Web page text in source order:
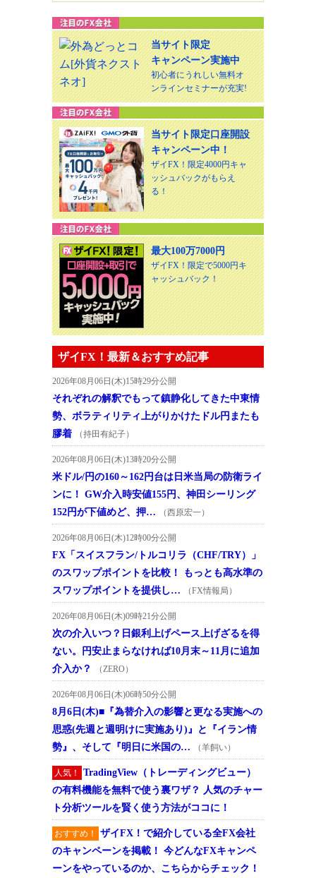
当サイト限定
キャンペーン実施中
初心者にうれしい無料オ
ンラインセミナーが充実!
当サイト限定口座開設
キャンペーン中！
ザイFX！限定4000円キャ
ッシュバックがもらえ
る！
最大100万7000円
ザイFX！限定で5000円キ
ャッシュバック！
ザイFX！最新＆おすすめ記事
2026年08月06日(木)15時29分公開
それぞれの解釈でもって鎮静化してきた中東情
勢、ボラティリティ上がりかけたドル円またも
膠着
（持田有紀子）
2026年08月06日(木)13時20分公開
米ドル/円の160～162円台は日米当局の防衛ライ
ンに！ GW介入時安値155円、神田シーリング
152円が下値めど、押…
（西原宏一）
2026年08月06日(木)12時00分公開
FX「スイスフラン/トルコリラ（CHF/TRY）」
のスワップポイントを比較！ もっとも高水準の
スワップポイントを提供し…
（FX情報局）
2026年08月06日(木)09時21分公開
次の介入いつ？日銀利上げペース上げざるを得
ない。円安止まらなければ10月末～11月に追加
介入か？
（ZERO）
2026年08月06日(木)06時50分公開
8月6日(木)■『為替介入の影響と更なる実施への
思惑(先週と週明けに実施あり)』と『イラン情
勢』、そして『明日に米国の…
（羊飼い）
人気！
TradingView（トレーディングビュー）
の有料機能を無料で使う裏ワザ？ 人気のチャー
ト分析ツールを賢く使う方法がココに！
おすすめ！
ザイFX！で紹介している全FX会社
のキャンペーンを掲載！ 今どんなFXキャンペ
ーンをやっているのか、こちらからチェック！